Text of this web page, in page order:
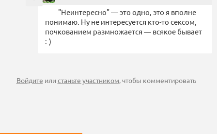
"Неинтересно" — это одно, это я вполне
понимаю. Ну не интересуется кто-то сексом,
почкованием размножается — всякое бывает
:-)
Войдите илистаньте участником, чтобы комментировать